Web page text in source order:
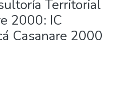
Territorial
2000: IC
Casanare 2000